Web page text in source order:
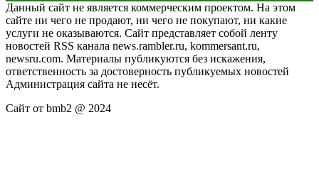
Данный сайт не является коммерческим проектом. На этом
сайте ни чего не продают, ни чего не покупают, ни какие
услуги не оказываются. Сайт представляет собой ленту
новостей RSS канала news.rambler.ru, kommersant.ru,
newsru.com. Материалы публикуются без искажения,
ответственность за достоверность публикуемых новостей
Администрация сайта не несёт.
Сайт от bmb2 @ 2024